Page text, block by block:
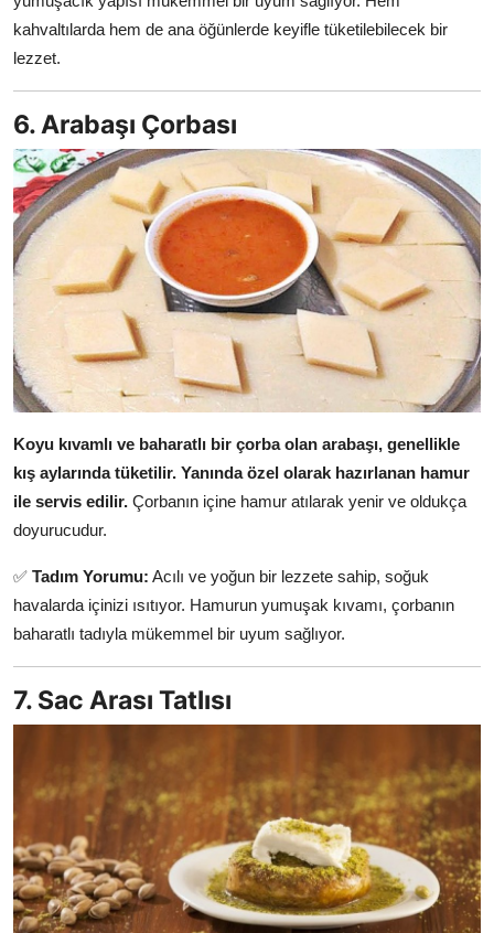
kahvaltılarda hem de ana öğünlerde keyifle tüketilebilecek bir
lezzet.
6. Arabaşı Çorbası
Koyu kıvamlı ve baharatlı bir çorba olan arabaşı, genellikle
kış aylarında tüketilir. Yanında özel olarak hazırlanan hamur
ile servis edilir. Çorbanın içine hamur atılarak yenir ve oldukça
doyurucudur.
✅ Tadım Yorumu: Acılı ve yoğun bir lezzete sahip, soğuk
havalarda içinizi ısıtıyor. Hamurun yumuşak kıvamı, çorbanın
baharatlı tadıyla mükemmel bir uyum sağlıyor.
7. Sac Arası Tatlısı